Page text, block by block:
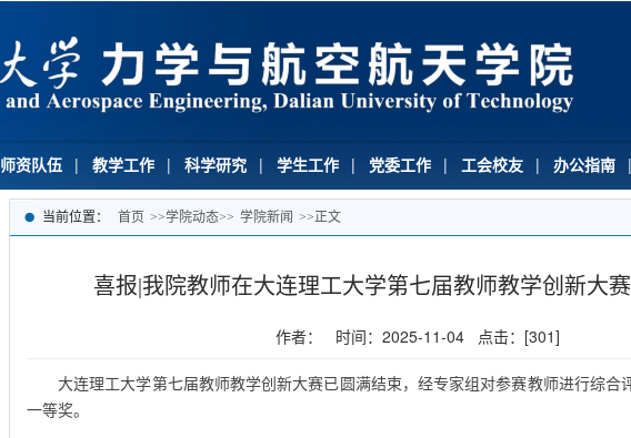
师资队伍 | 教学工作 | 科学研究 | 学生工作 | 党委工作 | 工会校友 | 办公指南 |
当前位置： 首页 >>学院动态>> 学院新闻 >>正文
喜报|我院教师在大连理工大学第七届教师教学创新大
作者： 时间：2025-11-04 点击：[301]
大连理工大学第七届教师教学创新大赛已圆满结束，经专家组对参赛教师进行综合
一等奖。